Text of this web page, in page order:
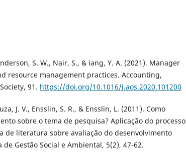
S. W., Nair, S., & iang, Y. A. (2021). Manager
resource management practices. Accounting,
91. https://doi.org/10.1016/j.aos.2020.101200
J. V., Ensslin, S. R., & Ensslin, L. (2011). Como
sobre o tema de pesquisa? Aplicação do processo
de literatura sobre avaliação do desenvolvimento
de Gestão Social e Ambiental, 5(2), 47-62.